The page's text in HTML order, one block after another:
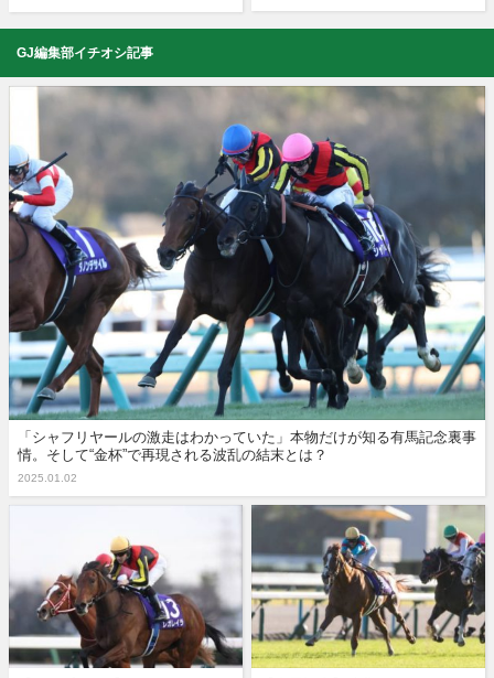
GJ編集部イチオシ記事
「シャフリヤールの激走はわかっていた」本物だけが知る有馬記念裏事
情。そして“金杯”で再現される波乱の結末とは？
2025.01.02